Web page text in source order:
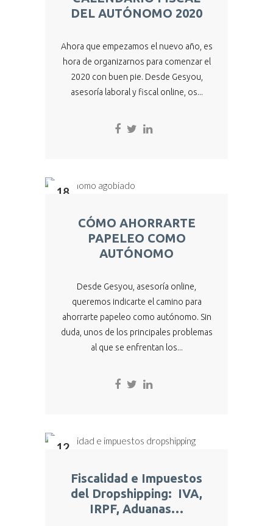
DEL AUTÓNOMO 2020
Ahora que empezamos el nuevo año, es
hora de organizarnos para comenzar el
2020 con buen pie. Desde Gesyou,
asesoría laboral y fiscal online, os...
18
CÓMO AHORRARTE
PAPELEO COMO
AUTÓNOMO
Desde Gesyou, asesoría online,
queremos indicarte el camino para
ahorrarte papeleo como autónomo. Sin
duda, unos de los principales problemas
al que se enfrentan los...
12
Fiscalidad e Impuestos
del Dropshipping: IVA,
IRPF, Aduanas…